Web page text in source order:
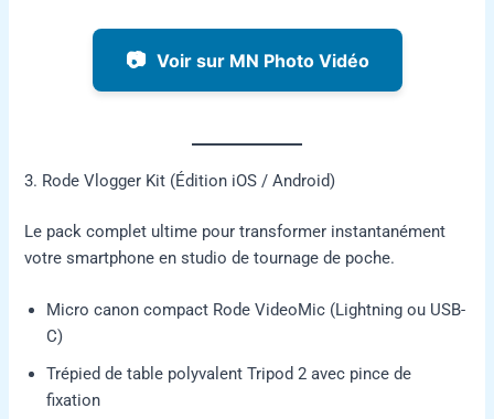
📷 Voir sur MN Photo Vidéo
3. Rode Vlogger Kit (Édition iOS / Android)
Le pack complet ultime pour transformer instantanément
votre smartphone en studio de tournage de poche.
Micro canon compact Rode VideoMic (Lightning ou USB-
C)
Trépied de table polyvalent Tripod 2 avec pince de
fixation